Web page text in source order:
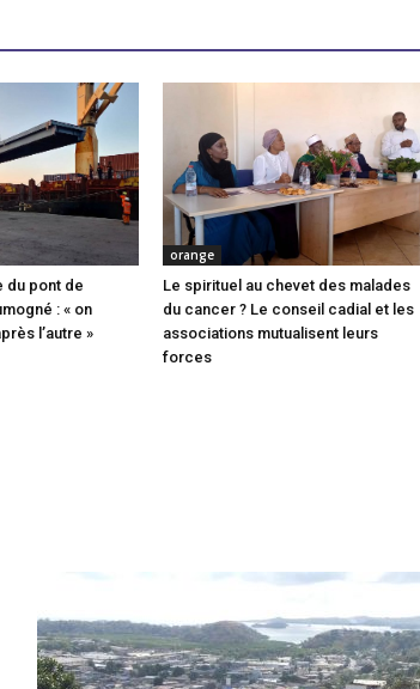
du pont de
: « on
l’autre »
orange
Le spirituel au chevet des malades
du cancer ? Le conseil cadial et les
associations mutualisent leurs
forces